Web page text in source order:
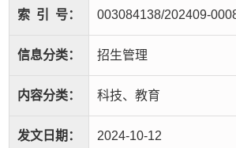
索 引 号： 003084138/202409-
信息分类： 招生管理
内容分类： 科技、教育
发文日期： 2024-10-12